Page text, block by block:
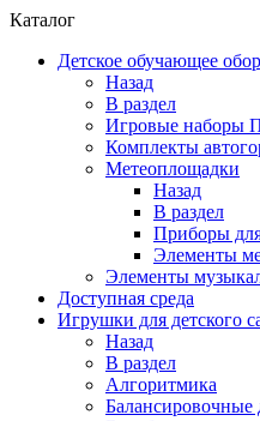
Каталог
Детское обучающее
Назад
В раздел
Игровые наборы
Комплекты
Метеоплощадки
Назад
В раздел
Приборы
Элементы
Элементы
Доступная среда
Игрушки для детского
Назад
В раздел
Алгоритмика
Балансировочные